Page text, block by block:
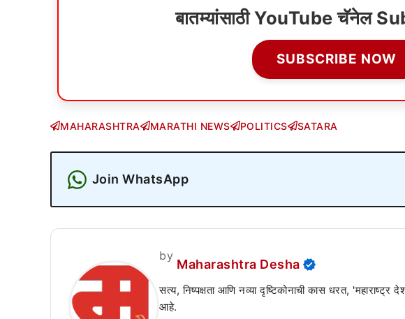
बातम्यांसाठी YouTube चॅनेल
SUBSCRIBE NOW
MAHARASHTRA MARATHI NEWS POLITICS SATARA
Join WhatsApp
by
Maharashtra Desha
सत्य, निष्पक्षता आणि नव्या दृष्टिकोनाची कास धरत,
आहे.